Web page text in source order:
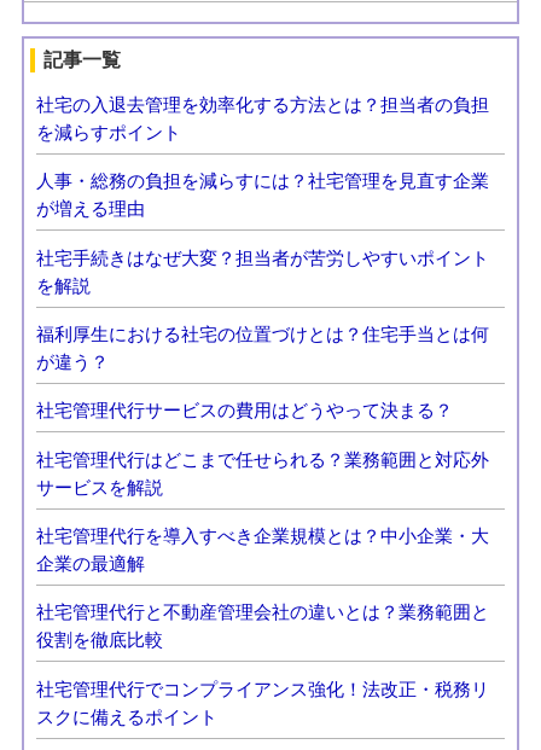
記事一覧
社宅の入退去管理を効率化する方法とは？担当者の負担
を減らすポイント
人事・総務の負担を減らすには？社宅管理を見直す企業
が増える理由
社宅手続きはなぜ大変？担当者が苦労しやすいポイント
を解説
福利厚生における社宅の位置づけとは？住宅手当とは何
が違う？
社宅管理代行サービスの費用はどうやって決まる？
社宅管理代行はどこまで任せられる？業務範囲と対応外
サービスを解説
社宅管理代行を導入すべき企業規模とは？中小企業・大
企業の最適解
社宅管理代行と不動産管理会社の違いとは？業務範囲と
役割を徹底比較
社宅管理代行でコンプライアンス強化！法改正・税務リ
スクに備えるポイント